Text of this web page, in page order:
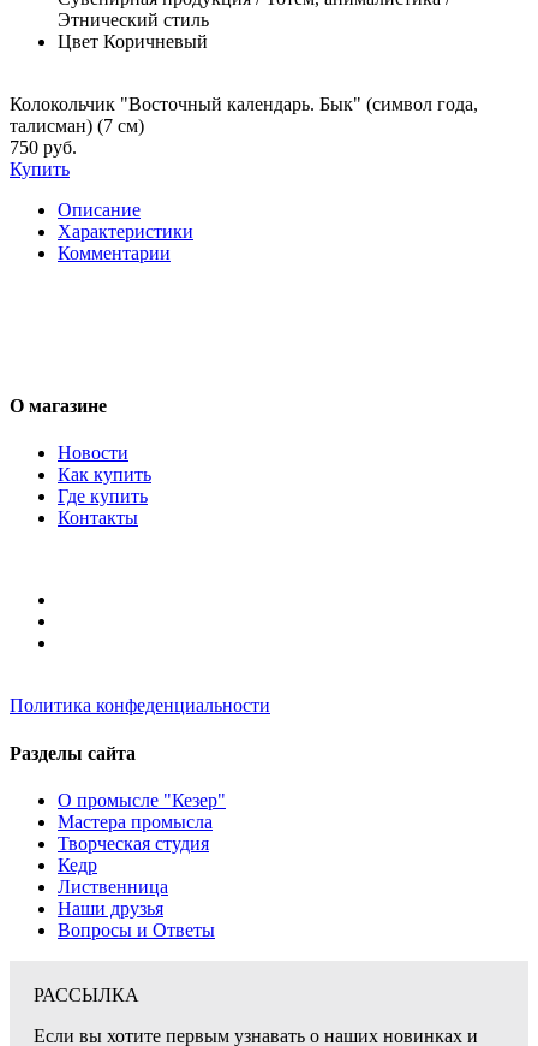
Этнический стиль
Цвет Коричневый
Колокольчик "Восточный календарь. Бык" (символ года,
талисман) (7 см)
750 руб.
Купить
Описание
Характеристики
Комментарии
О магазине
Новости
Как купить
Где купить
Контакты
Политика конфеденциальности
Разделы сайта
О промысле "Кезер"
Мастера промысла
Творческая студия
Кедр
Лиственница
Наши друзья
Вопросы и Ответы
РАССЫЛКА
Если вы хотите первым узнавать о наших новинках и